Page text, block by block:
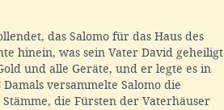
das Salomo für das Haus des
hinein, was sein Vater David geheiligt
und alle Geräte, und er legte es in
Damals versammelte Salomo die
die Fürsten der Vaterhäuser